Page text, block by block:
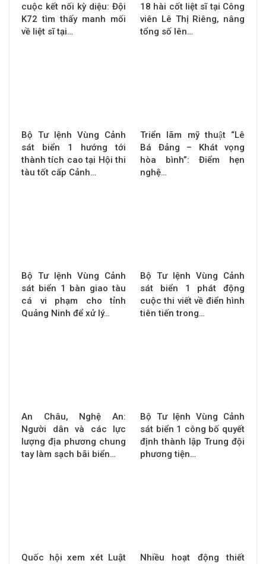
cuộc kết nối kỳ diệu: Đội
K72 tìm thấy manh mối
về liệt sĩ tại…
18 hài cốt liệt sĩ tại Công
viên Lê Thị Riêng, nâng
tổng số lên…
Bộ Tư lệnh Vùng Cảnh
sát biển 1 hướng tới
thành tích cao tại Hội thi
tàu tốt cấp Cảnh…
Triển lãm mỹ thuật “Lê
Bá Đảng – Khát vọng
hòa bình”: Điểm hẹn
nghệ…
Bộ Tư lệnh Vùng Cảnh
sát biển 1 bàn giao tàu
cá vi phạm cho tỉnh
Quảng Ninh để xử lý…
Bộ Tư lệnh Vùng Cảnh
sát biển 1 phát động
cuộc thi viết về điển hình
tiên tiến trong…
An Châu, Nghệ An:
Người dân và các lực
lượng địa phương chung
tay làm sạch bãi biển…
Bộ Tư lệnh Vùng Cảnh
sát biển 1 công bố quyết
định thành lập Trung đội
phương tiện…
Quốc hội xem xét Luật
Nhiều hoạt động thiết